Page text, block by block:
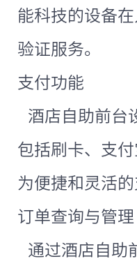
能科技的设备
验证服务。
支付功能
酒店自助前台
包括刷卡、支
为便捷和灵活
订单查询与管理
通过酒店自助